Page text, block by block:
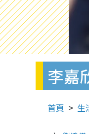
李嘉
首頁 生